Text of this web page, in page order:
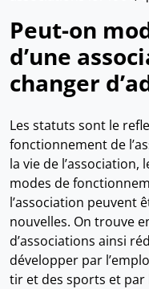
Peut-on
d’une
changer
Les statuts sont le
fonctionnement de
la vie de l’association,
modes de
l’association peuvent
nouvelles. On trouve
d’associations ainsi
développer par
tir et des sports et